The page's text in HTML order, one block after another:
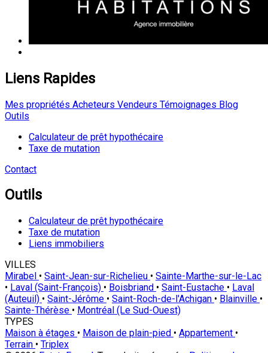
Liens Rapides
Mes propriétés Acheteurs Vendeurs Témoignages Blog
Outils
Calculateur de prêt hypothécaire
Taxe de mutation
Contact
Outils
Calculateur de prêt hypothécaire
Taxe de mutation
Liens immobiliers
VILLES
Mirabel • Saint-Jean-sur-Richelieu • Sainte-Marthe-sur-le-Lac
• Laval (Saint-François) • Boisbriand • Saint-Eustache • Laval
(Auteuil) • Saint-Jérôme • Saint-Roch-de-l'Achigan • Blainville •
Sainte-Thérèse • Montréal (Le Sud-Ouest)
TYPES
Maison à étages • Maison de plain-pied • Appartement •
Terrain • Triplex